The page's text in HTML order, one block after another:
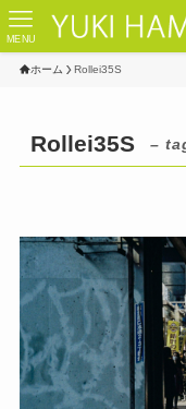
MENU
ホーム Rollei35S
Rollei35S –